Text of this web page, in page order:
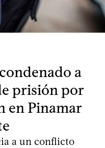
a
prisión por
en Pinamar
a un conflicto